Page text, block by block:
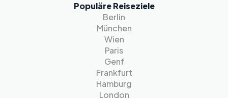
Populäre Reiseziele
Berlin
München
Wien
Paris
Genf
Frankfurt
Hamburg
London